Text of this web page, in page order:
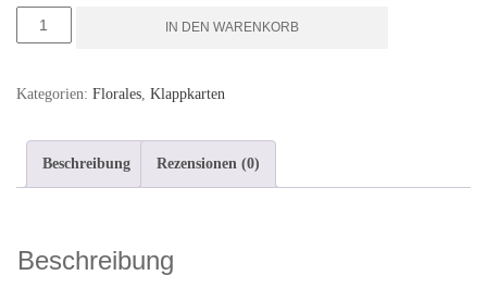
Knospe
Umschlag
Menge
IN DEN WARENKORB
Kategorien: Florales, Klappkarten
Beschreibung Rezensionen (0)
Beschreibung